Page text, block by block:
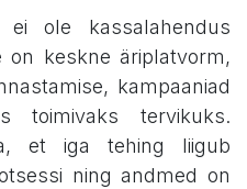
ei ole kassalahendus
on keskne äriplatvorm,
kampaaniad
toimivaks tervikuks.
et iga tehing liigub
ning andmed on